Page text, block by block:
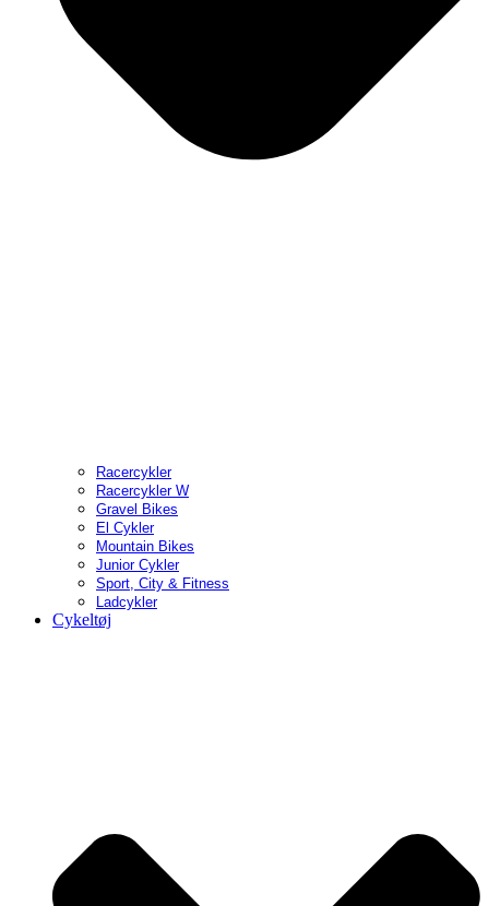
Racercykler
Racercykler W
Gravel Bikes
El Cykler
Mountain Bikes
Junior Cykler
Sport, City & Fitness
Ladcykler
Cykeltøj